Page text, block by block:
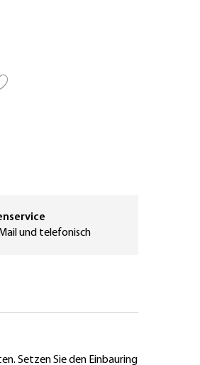
und telefonisch
Setzen Sie den Einbauring